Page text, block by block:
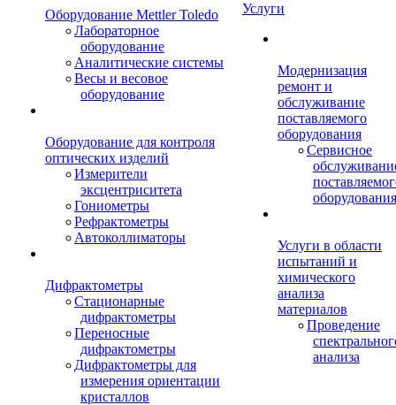
Оборудование Mettler Toledo
Лабораторное
оборудование
Аналитические системы
Весы и весовое
оборудование
Оборудование для контроля
оптических изделий
Измерители
эксцентриситета
Гониометры
Рефрактометры
Автоколлиматоры
Дифрактометры
Стационарные
дифрактометры
Переносные
дифрактометры
Дифрактометры для
измерения ориентации
кристаллов
Услуги
Модернизация
ремонт и
обслуживание
поставляемого
оборудования
Сервисное
оборудования
Услуги в области
испытаний и
химического
анализа
материалов
Проведение
анализа